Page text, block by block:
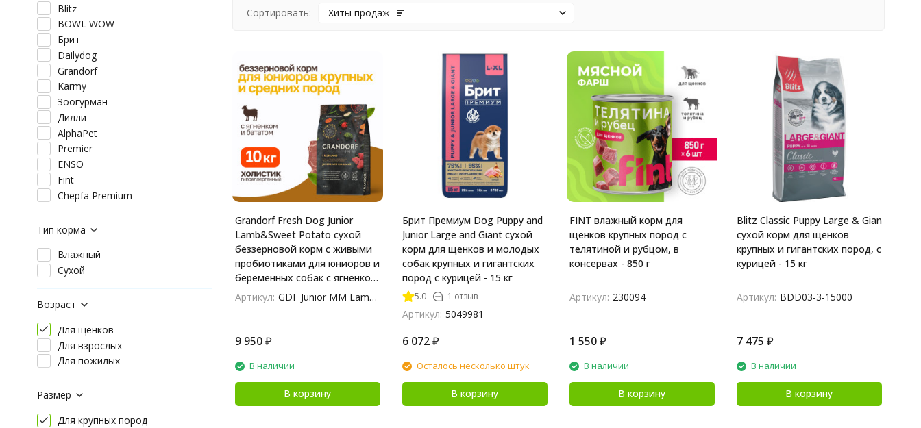
Сортировать: Хиты продаж
Grandorf Fresh Dog Junior
Lamb&Sweet Potato сухой
беззерновой корм с живыми
пробиотиками для юниоров и
беременных собак с ягненком
и бататом - 10 кг
Артикул: GDF Junior MM Lamb 10
9 950 ₽
В наличии
В корзину
Брит Премиум Dog Puppy and
Junior Large and Giant сухой
корм для щенков и молодых
собак крупных и гигантских
пород с курицей - 15 кг
5.0 1 отзыв
Артикул: 5049981
6 072 ₽
Осталось несколько штук
В корзину
FINT влажный корм для
щенков крупных пород с
телятиной и рубцом, в
консервах - 850 г
Артикул: 230094
1 550 ₽
В наличии
В корзину
Blitz Classic Puppy Large & Gian
сухой корм для щенков
крупных и гигантских пород, с
курицей - 15 кг
Артикул: BDD03-3-15000
7 475 ₽
В наличии
В корзину
Blitz
BOWL WOW
Брит
Dailydog
Grandorf
Karmy
Зоогурман
Дилли
AlphaPet
Premier
ENSO
Fint
Chepfa Premium
Тип корма
Влажный
Сухой
Возраст
Для взрослых
Для щенков
Для пожилых
Размер
Для крупных пород